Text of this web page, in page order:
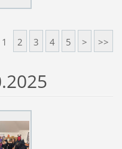
1 2 3 4 5 > >>